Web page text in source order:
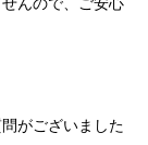
がございました